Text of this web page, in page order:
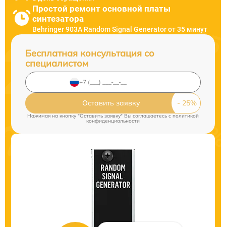
Простой ремонт основной платы
синтезатора
Behringer 903A Random Signal Generator от 35 минут
Бесплатная консультация со
специалистом
Оставить заявку
Нажимая на кнопку "Оставить заявку" Вы соглашаетесь cполитикой
конфиденциальности